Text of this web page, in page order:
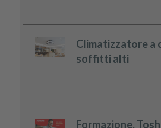
Climatizzatore a
soffitti alti
Formazione,